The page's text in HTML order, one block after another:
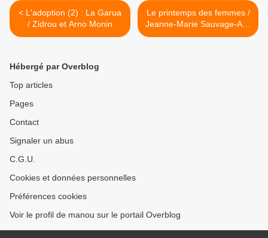
< L'adoption (2) : La Garua
/ Zidrou et Arno Monin
Le printemps des femmes /
Jeanne-Marie Sauvage-Avit
>
Hébergé par Overblog
Top articles
Pages
Contact
Signaler un abus
C.G.U.
Cookies et données personnelles
Préférences cookies
Voir le profil de manou sur le portail Overblog